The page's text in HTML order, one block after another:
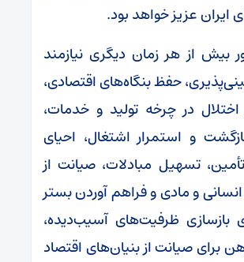
ایران عزیز خواهد بود.
بیش از هر زمان دیگری نیازمند
حفظ بنگاه‌های اقتصادی،
اختلال در چرخه تولید و خدمات،
و استمرار اشتغال، احیای
تسهیل مبادلات، صیانت از
و مادی و فراهم آوردن بستر
بازسازی ظرفیت‌های آسیب‌دیده،
برای صیانت از بنیان‌های اقتصاد